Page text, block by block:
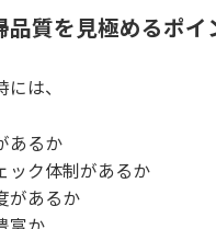
質を見極めるポ
は、
あるか
ック体制があるか
があるか